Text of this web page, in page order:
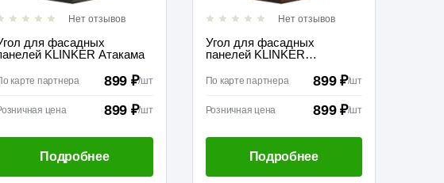
Нет отзывов
для фасадных
KLINKER Атакама
карте партнера 899 ₽/шт
цена 899 ₽/шт
Подробнее
Нет отзывов
Угол для фасадных
панелей KLINKER
По карте партнера 899 ₽/шт
Розничная цена 899 ₽/шт
Подробнее